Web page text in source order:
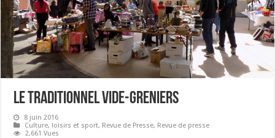
LE TRADITIONNEL VIDE-GRENIERS
8 juin 2016
Culture, loisirs et sport, Revue de Presse, Revue de presse
2,661 Vues